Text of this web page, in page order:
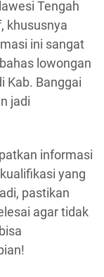
Tengah
khususnya
ini sangat
lowongan
Kab. Banggai
jadi
informasi
yang
pastikan
agar tidak